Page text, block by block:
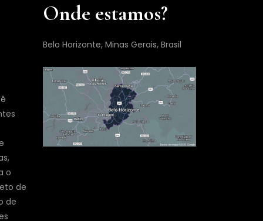
o
de
de
Onde estamos?
Belo Horizonte, Minas Gerais, Brasil